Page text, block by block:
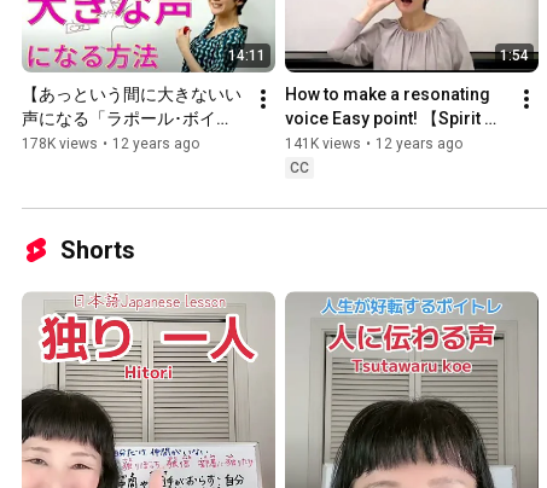
14:11
【あっという間に大きないい
声になる「ラポール･ボイ
ス」の基本】
178K views • 12 years ago
1:54
How to make a resonating
voice Easy point! 【Spirit
Voice Training 46】
141K views • 12 years ago
CC
Shorts